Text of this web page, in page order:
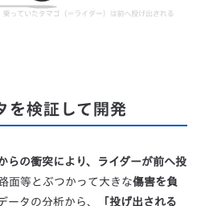
を検証して開発
らの衝突により、ライダーが前へ投
面等とぶつかって大きな傷害を負
ータの分析から、
「投げ出される